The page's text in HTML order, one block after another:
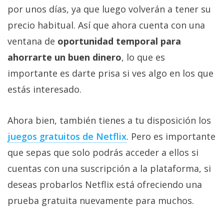
por unos días, ya que luego volverán a tener su
precio habitual. Así que ahora cuenta con una
ventana de oportunidad temporal para
ahorrarte un buen dinero, lo que es
importante es darte prisa si ves algo en los que
estás interesado.
Ahora bien, también tienes a tu disposición los
juegos gratuitos de Netflix‎. Pero es importante
que sepas que solo podrás acceder a ellos si
cuentas con una suscripción a la plataforma, si
deseas probarlos Netflix está ofreciendo una
prueba gratuita nuevamente para muchos.